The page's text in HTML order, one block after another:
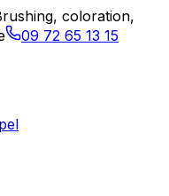
coloration,
09 72 65 13 15